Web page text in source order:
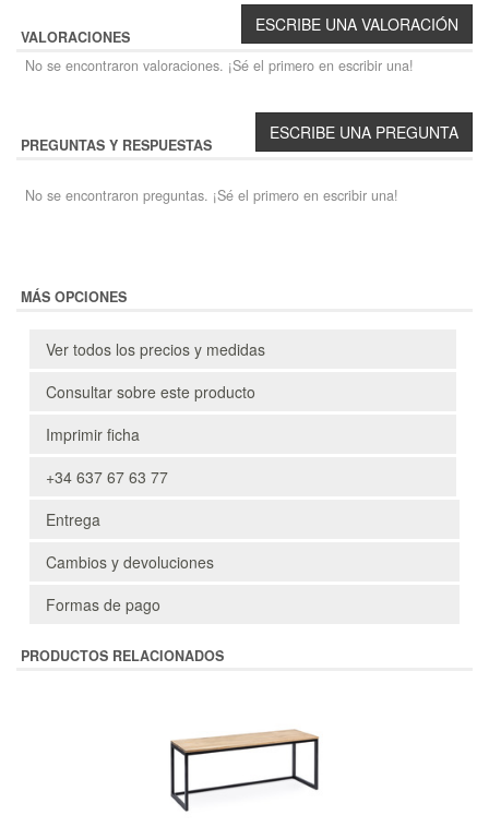
VALORACIONES
No se encontraron valoraciones. ¡Sé el primero en escribir una!
PREGUNTAS Y RESPUESTAS
No se encontraron preguntas. ¡Sé el primero en escribir una!
MÁS OPCIONES
Ver todos los precios y medidas
Consultar sobre este producto
Imprimir ficha
+34 637 67 63 77
Entrega
Cambios y devoluciones
Formas de pago
PRODUCTOS RELACIONADOS